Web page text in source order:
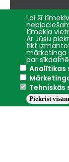
Studiju
Lai šī
tīmekļa
Ar Jūsu
tikt
mārketinga
par
Analītikas
Tehniskās
Piekrist visām